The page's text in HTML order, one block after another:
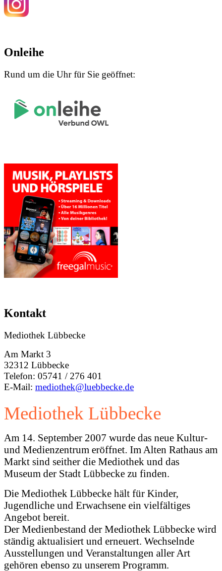
Onleihe
Rund um die Uhr für Sie geöffnet:
Kontakt
Mediothek Lübbecke
Am Markt 3
32312 Lübbecke
Telefon: 05741 / 276 401
E-Mail: mediothek@luebbecke.de
Mediothek Lübbecke
Am 14. September 2007 wurde das neue Kultur-
und Medienzentrum eröffnet. Im Alten Rathaus am
Markt sind seither die Mediothek und das
Museum der Stadt Lübbecke zu finden.
Die Mediothek Lübbecke hält für Kinder,
Jugendliche und Erwachsene ein vielfältiges
Angebot bereit.
Der Medienbestand der Mediothek Lübbecke wird
ständig aktualisiert und erneuert. Wechselnde
Ausstellungen und Veranstaltungen aller Art
gehören ebenso zu unserem Programm.